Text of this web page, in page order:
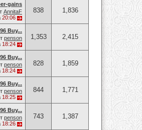
gains
AnnitaF
20:06
838 1,836
Buy...
penson
18:24
1,353 2,415
Buy...
penson
18:24
828 1,859
Buy...
penson
18:25
844 1,771
Buy...
penson
18:26
743 1,387